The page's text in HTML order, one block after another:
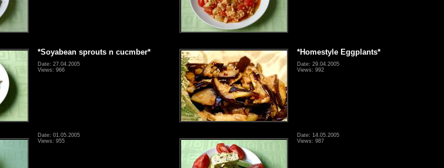
*Soyabean sprouts n cucmber*
Date: 27.04.2005
Views: 966
*Homestyle Eggplants*
Date: 29.04.2005
Views: 992
Date: 01.05.2005
Views: 955
Date: 14.05.2005
Views: 987